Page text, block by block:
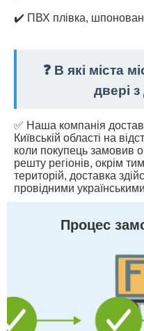
✔️ ПВХ плівка,
❓ В які міста
двері
✅ Наша компанія
Київській області на
коли покупець замовив
решту регіонів, окрім
територій, доставка
провідними
Процес